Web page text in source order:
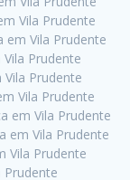
Vila Prudente
em Vila Prudente
Prudente
Prudente
Vila Prudente
em Vila Prudente
em Vila Prudente
Vila Prudente
Prudente